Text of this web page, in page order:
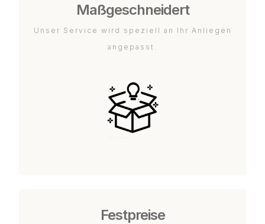
Maßgeschneidert
Unser Service wird speziell an Ihr Anliegen
angepasst.
Festpreise